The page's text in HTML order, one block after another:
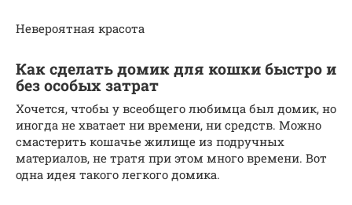
Невероятная красота
Как сделать домик для кошки быстро и
без особых затрат
Хочется, чтобы у всеобщего любимца был домик, но
иногда не хватает ни времени, ни средств. Можно
смастерить кошачье жилище из подручных
материалов, не тратя при этом много времени. Вот
одна идея такого легкого домика.